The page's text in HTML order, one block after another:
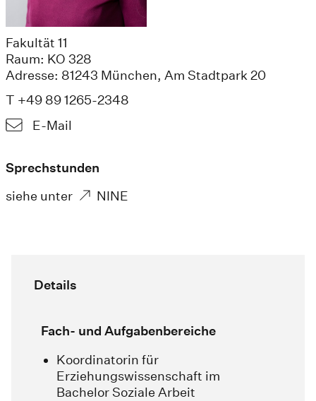
Fakultät 11
Raum: KO 328
Adresse: 81243 München, Am Stadtpark 20
T +49 89 1265-2348
E-Mail
Sprechstunden
siehe unter
NINE
Details
Fach- und Aufgabenbereiche
Koordinatorin für
Erziehungswissenschaft im
Bachelor Soziale Arbeit